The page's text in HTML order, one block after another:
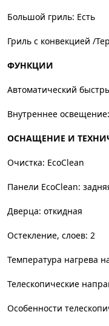
Большой гриль: Есть
Гриль с конвекцией /
ФУНКЦИИ
Автоматический
Внутреннее
ОСНАЩЕНИЕ И
Очистка: EcoClean
Панели EcoClean:
Дверца: откидная
Остекление, слоев: 2
Температура нагрева
Телескопические
Особенности